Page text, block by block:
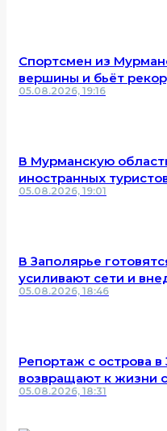
Спортсмен из
вершины и бьёт
05.08.2026, 19:16
В Мурманскую
иностранных
05.08.2026, 19:01
В Заполярье
усиливают сети и
05.08.2026, 18:46
Репортаж с острова
возвращают к жизни
05.08.2026, 18:31